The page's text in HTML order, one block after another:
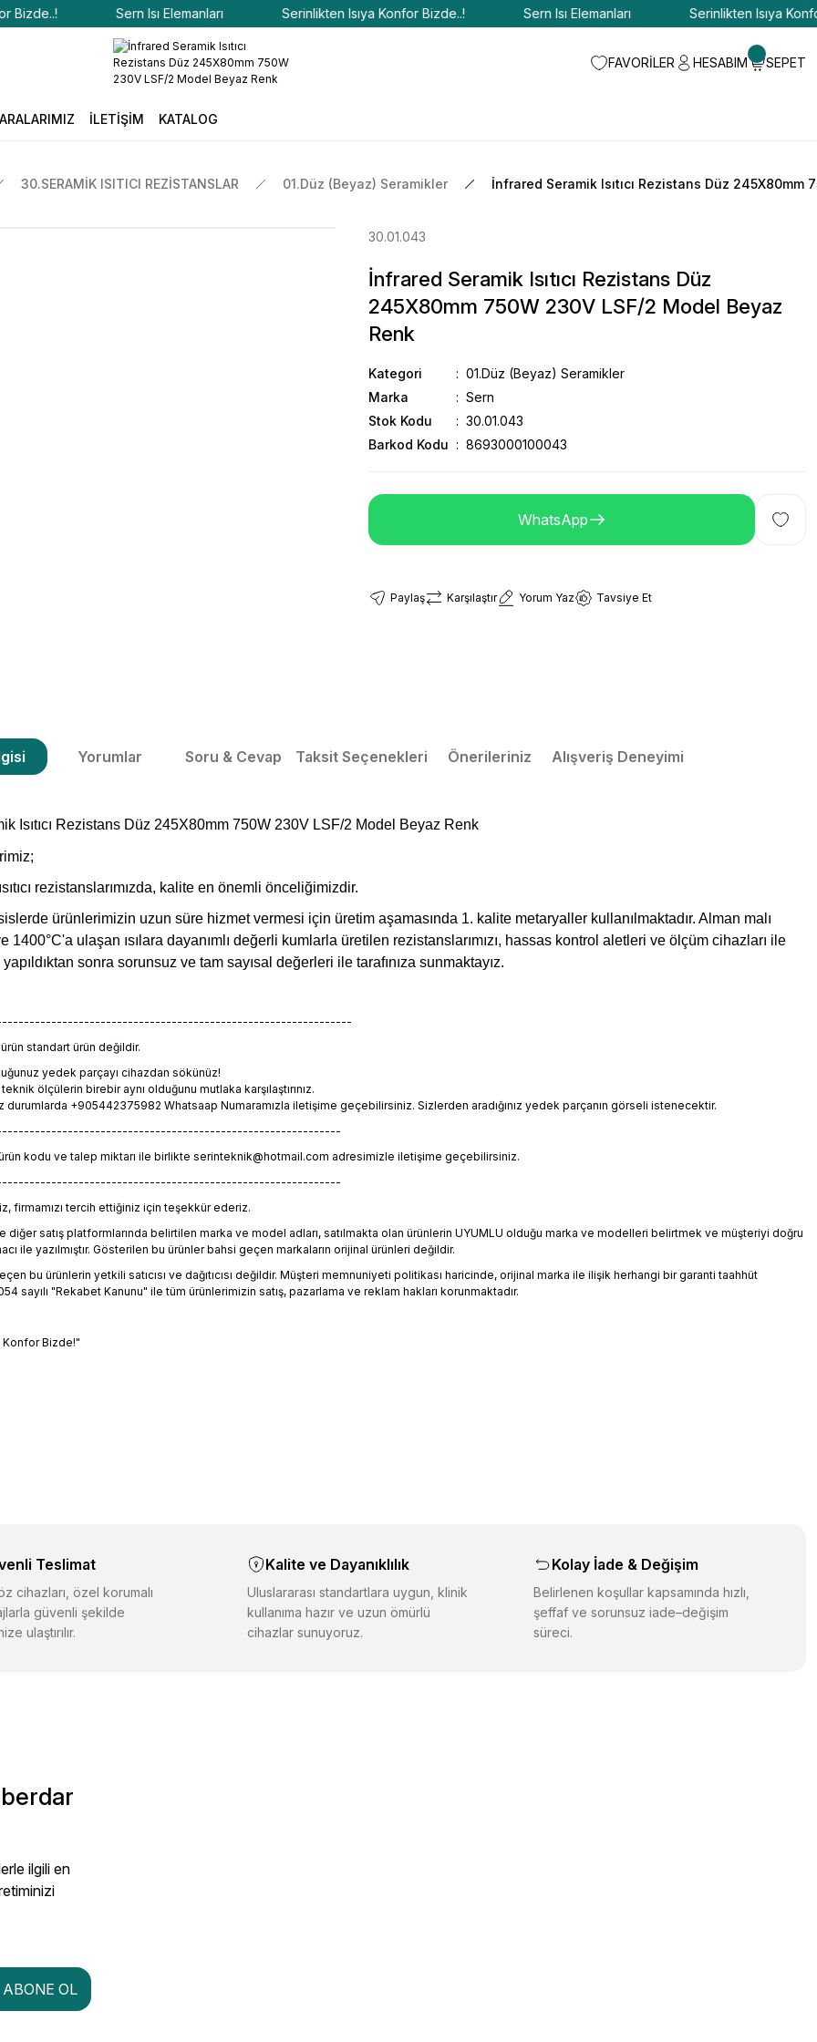
Sern Isı Elemanları Serinlikten Isıya Konfor Bizde..! Sern Isı Elemanları Serinlikten Isıya Konfor
FAVORİLER HESABIM SEPET
İLETİŞİM KATALOG
30.SERAMİK ISITICI REZİSTANSLAR 01.Düz (Beyaz) Seramikler İnfrared Seramik Isıtıcı Rezistans Düz 245X80mm
30.01.043
İnfrared Seramik Isıtıcı Rezistans Düz
245X80mm 750W 230V LSF/2 Model Beyaz
Renk
Kategori
01.Düz (Beyaz) Seramikler
Marka
Sern
Stok Kodu
30.01.043
Barkod Kodu
8693000100043
WhatsApp
Paylaş Karşılaştır Yorum Yaz Tavsiye Et
Yorumlar Soru & Cevap Taksit Seçenekleri Önerileriniz Alışveriş Deneyimi
Isıtıcı Rezistans Düz 245X80mm 750W 230V LSF/2 Model Beyaz Renk
rezistanslarımızda, kalite en önemli önceliğimizdir.
ürünlerimizin uzun süre hizmet vermesi için üretim aşamasında 1. kalite metaryaller kullanılmaktadır. Alman malı
1400°C'a ulaşan ısılara dayanımlı değerli kumlarla üretilen rezistanslarımızı, hassas kontrol aletleri ve ölçüm cihazları ile
sonra sorunsuz ve tam sayısal değerleri ile tarafınıza sunmaktayız.
standart ürün değildir.
yedek parçayı cihazdan sökünüz!
ölçülerin birebir aynı olduğunu mutlaka karşılaştırınız.
durumlarda +905442375982 Whatsaap Numaramızla iletişime geçebilirsiniz. Sizlerden aradığınız yedek parçanın görseli istenecektir.
kodu ve talep miktarı ile birlikte serinteknik@hotmail.com adresimizle iletişime geçebilirsiniz.
firmamızı tercih ettiğiniz için teşekkür ederiz.
diğer satış platformlarında belirtilen marka ve model adları, satılmakta olan ürünlerin UYUMLU olduğu marka ve modelleri belirtmek ve müşteriyi doğru
ile yazılmıştır. Gösterilen bu ürünler bahsi geçen markaların orijinal ürünleri değildir.
bu ürünlerin yetkili satıcısı ve dağıtıcısı değildir. Müşteri memnuniyeti politikası haricinde, orijinal marka ile ilişik herhangi bir garanti taahhüt
sayılı "Rekabet Kanunu" ile tüm ürünlerimizin satış, pazarlama ve reklam hakları korunmaktadır.
Konfor Bizde!"
sitelerden daha pahalı.
farklı alternatifler olmalı.
Teslimat
cihazları, özel korumalı
güvenli şekilde
ulaştırılır.
Kalite ve Dayanıklılık
Uluslararası standartlara uygun, klinik
kullanıma hazır ve uzun ömürlü
cihazlar sunuyoruz.
Kolay İade & Değişim
Belirlenen koşullar kapsamında hızlı,
şeffaf ve sorunsuz iade–değişim
süreci.
ilgili en
ABONE OL